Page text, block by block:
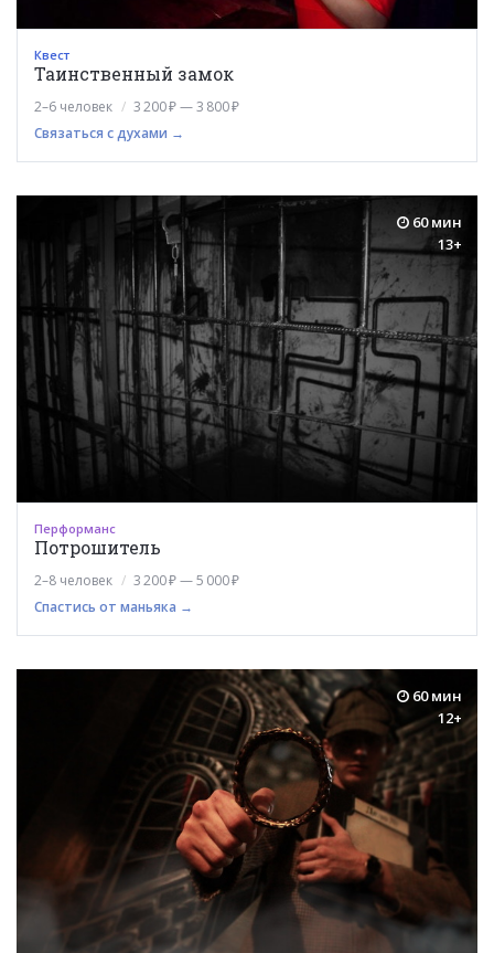
Квест
Таинственный замок
2–6 человек
3 200 ₽ — 3 800 ₽
Связаться с духами →
60 мин
13+
Перформанс
Потрошитель
2–8 человек
3 200 ₽ — 5 000 ₽
Спастись от маньяка →
60 мин
12+